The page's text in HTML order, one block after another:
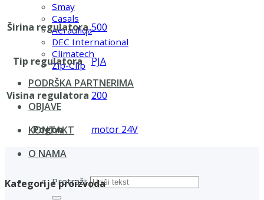
Smay
Casals
Aerauliqa
DEC International
Climatech
Zip-Clip
PODRŠKA PARTNERIMA
OBJAVE
KONTAKT
O NAMA
Pretraži:
Širina regulatora 500
Tip regulatora PJA
Visina regulatora 200
Pogon motor 24V
Kategorije proizvoda